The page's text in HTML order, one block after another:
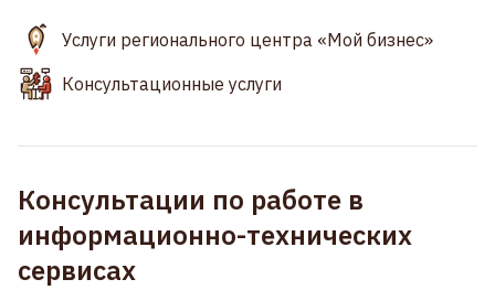
Услуги регионального центра «Мой бизнес»
Консультационные услуги
Консультации по работе в
информационно-технических
сервисах